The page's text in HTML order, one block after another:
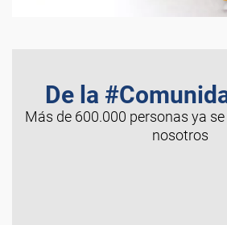
De la
Más de 600.000 personas ya
nosotros